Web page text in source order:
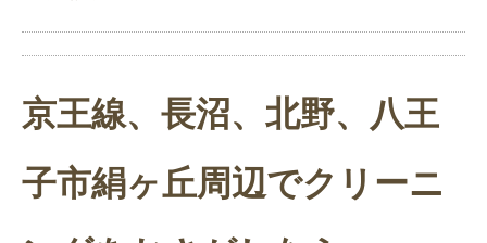
京王線、長沼、北野、八王
子市絹ヶ丘周辺でクリーニ